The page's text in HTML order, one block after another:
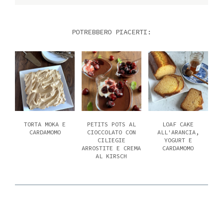
POTREBBERO PIACERTI:
TORTA MOKA E
CARDAMOMO
PETITS POTS AL
CIOCCOLATO CON
CILIEGIE
ARROSTITE E CREMA
AL KIRSCH
LOAF CAKE
ALL'ARANCIA,
YOGURT E
CARDAMOMO